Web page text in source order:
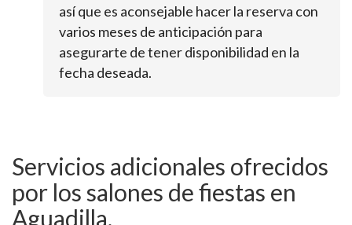
así que es aconsejable hacer la reserva con
varios meses de anticipación para
asegurarte de tener disponibilidad en la
fecha deseada.
Servicios adicionales ofrecidos
por los salones de fiestas en
Aguadilla.